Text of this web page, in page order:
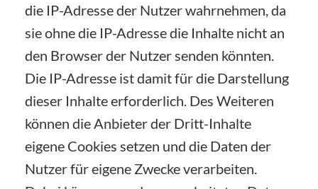
die IP-Adresse der Nutzer wahrnehmen, da
sie ohne die IP-Adresse die Inhalte nicht an
den Browser der Nutzer senden könnten.
Die IP-Adresse ist damit für die Darstellung
dieser Inhalte erforderlich. Des Weiteren
können die Anbieter der Dritt-Inhalte
eigene Cookies setzen und die Daten der
Nutzer für eigene Zwecke verarbeiten.